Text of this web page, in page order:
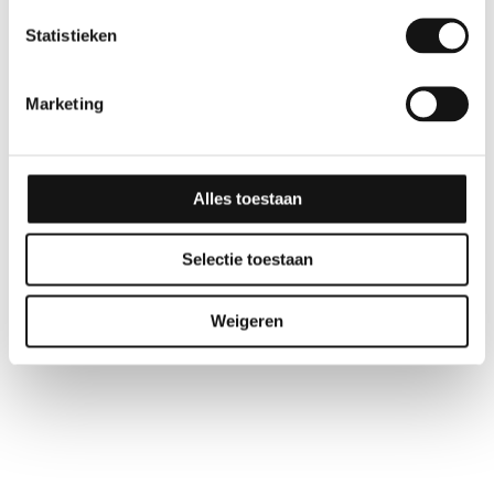
Statistieken
Marketing
Alles toestaan
Selectie toestaan
Weigeren